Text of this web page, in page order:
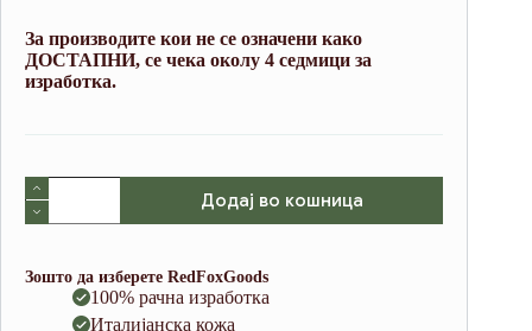
За производите кои не се означени како
ДОСТАПНИ, се чека околу 4 седмици за
изработка.
Shoulder
Bag
XL
Waxy
Cowhide)
количина
Додај во кошница
Зошто да изберете RedFoxGoods
100% рачна изработка
Италијанска кожа